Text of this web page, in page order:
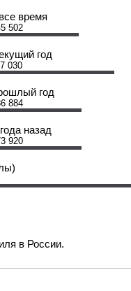
время
502
год
030
год
884
назад
920
в России.